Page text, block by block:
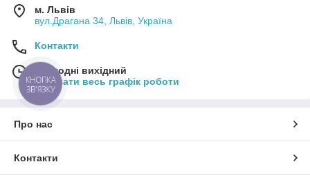
м. Львів
вул.Драгана 34, Львів, Україна
Контакти
Сьогодні вихідний
Показати весь графік роботи
Про нас
Контакти
КНОПКА
ЗВ'ЯЗКУ